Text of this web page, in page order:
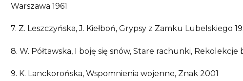
Warszawa 1961
7. Z. Leszczyńska, J. Kiełboń, Grypsy z Zamku Lubelskiego
8. W. Półtawska, I boję się snów, Stare rachunki, Rekolekcje
9. K. Lanckorońska, Wspomnienia wojenne, Znak 2001